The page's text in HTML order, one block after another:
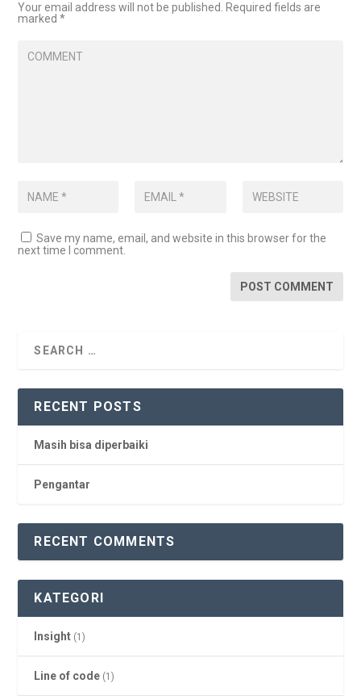
Your email address will not be published. Required fields are
marked*
Save my name, email, and website in this browser for the
next time I comment.
RECENT POSTS
Masih bisa diperbaiki
Pengantar
RECENT COMMENTS
KATEGORI
Insight (1)
Line of code (1)